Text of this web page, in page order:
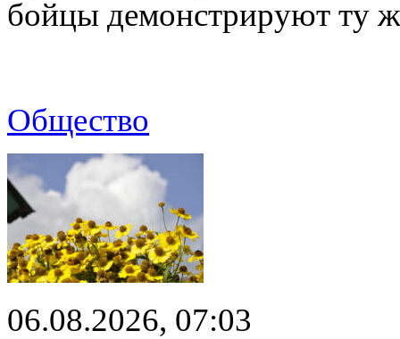
бойцы демонстрируют ту
Общество
06.08.2026, 07:03